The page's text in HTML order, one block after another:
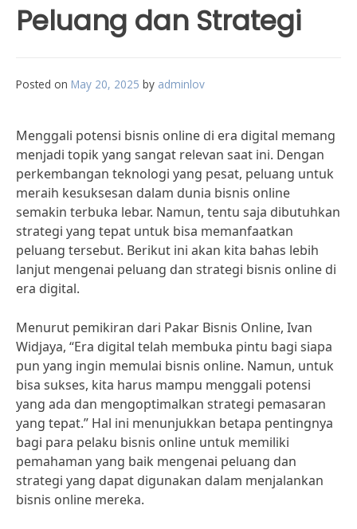
Peluang dan Strategi
Posted on May 20, 2025 by adminlov
Menggali potensi bisnis online di era digital memang
menjadi topik yang sangat relevan saat ini. Dengan
perkembangan teknologi yang pesat, peluang untuk
meraih kesuksesan dalam dunia bisnis online
semakin terbuka lebar. Namun, tentu saja dibutuhkan
strategi yang tepat untuk bisa memanfaatkan
peluang tersebut. Berikut ini akan kita bahas lebih
lanjut mengenai peluang dan strategi bisnis online di
era digital.
Menurut pemikiran dari Pakar Bisnis Online, Ivan
Widjaya, “Era digital telah membuka pintu bagi siapa
pun yang ingin memulai bisnis online. Namun, untuk
bisa sukses, kita harus mampu menggali potensi
yang ada dan mengoptimalkan strategi pemasaran
yang tepat.” Hal ini menunjukkan betapa pentingnya
bagi para pelaku bisnis online untuk memiliki
pemahaman yang baik mengenai peluang dan
strategi yang dapat digunakan dalam menjalankan
bisnis online mereka.